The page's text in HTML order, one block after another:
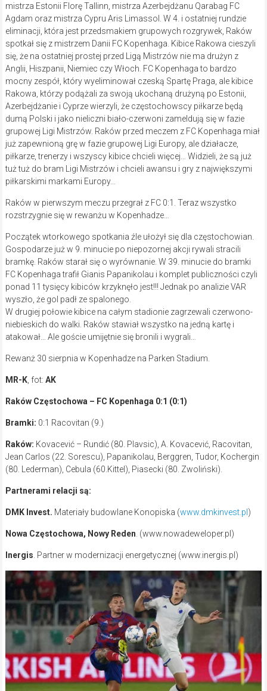
mistrza Estonii Florę Tallinn, mistrza Azerbejdżanu Qarabag FC
Agdam oraz mistrza Cypru Aris Limassol. W 4. i ostatniej rundzie
eliminacji, która jest przedsmakiem grupowych rozgrywek, Raków
spotkał się z mistrzem Danii FC Kopenhaga. Kibice Rakowa cieszyli
się, że na ostatniej prostej przed Ligą Mistrzów nie ma drużyn z
Anglii, Hiszpanii, Niemiec czy Włoch. FC Kopenhaga to bardzo
mocny zespół, który wyeliminował czeską Spartę Praga, ale kibice
Rakowa, którzy podążali za swoją ukochaną drużyną po Estonii,
Azerbejdżanie i Cyprze wierzyli, że częstochowscy piłkarze będą
dumą Polski i jako nieliczni biało-czerwoni zameldują się w fazie
grupowej Ligi Mistrzów. Raków przed meczem z FC Kopenhaga miał
już zapewnioną grę w fazie grupowej Ligi Europy, ale działacze,
piłkarze, trenerzy i wszyscy kibice chcieli więcej… Widzieli, że są już
tuż tuż do bram Ligi Mistrzów i chcieli awansu i gry z największymi
piłkarskimi markami Europy…
Raków w pierwszym meczu przegrał z FC 0:1. Teraz wszystko
rozstrzygnie się w rewanżu w Kopenhadze…
Początek wtorkowego spotkania źle ułożył się dla częstochowian.
Gospodarze już w 9. minucie po niepozornej akcji rywali stracili
bramkę. Raków starał się o wyrównanie. W 39. minucie do bramki
FC Kopenhaga trafił Gianis Papanikolau i komplet publiczności czyli
ponad 11 tysięcy kibiców krzyknęło jest!!! Jednak po analizie VAR
wyszło, że gol padł ze spalonego.
W drugiej połowie kibice na całym stadionie zagrzewali czerwono-
niebieskich do walki. Raków stawiał wszystko na jedną kartę i
atakował… Ale goście umijętnie się bronili i wygrali…
Rewanż 30 sierpnia w Kopenhadze na Parken Stadium.
MR-K, fot: AK
Raków Częstochowa – FC Kopenhaga 0:1 (0:1)
Bramki: 0:1 Racovitan (9.)
Raków: Kovacević – Rundić (80. Plavsic), A. Kovacević, Racovitan,
Jean Carlos (22. Sorescu), Papanikolau, Berggren, Tudor, Kochergin
(80. Lederman), Cebula (60.Kittel), Piasecki (80. Zwoliński).
Partnerami relacji są:
DMK Invest. Materiały budowlane Konopiska (www.dmkinvest.pl )
Nowa Częstochowa, Nowy Reden . (www.nowadeweloper.pl)
Inergis . Partner w modernizacji energetycznej (www.inergis.pl)